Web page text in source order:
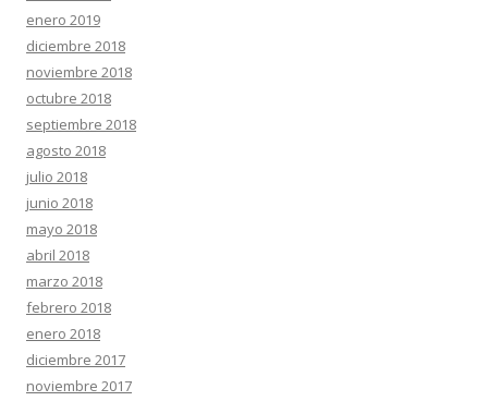
enero 2019
diciembre 2018
noviembre 2018
octubre 2018
septiembre 2018
agosto 2018
julio 2018
junio 2018
mayo 2018
abril 2018
marzo 2018
febrero 2018
enero 2018
diciembre 2017
noviembre 2017